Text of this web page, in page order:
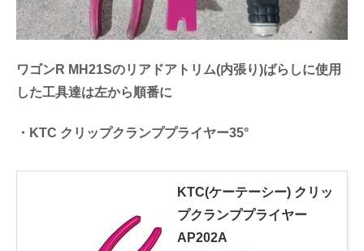
ワゴンR MH21Sのリアドアトリム(内張り)ばらしに使用
した工具達は左から順番に
・KTC クリップクランププライヤー35°
KTC(ケーテーシー) クリッ
プクランププライヤー
AP202A